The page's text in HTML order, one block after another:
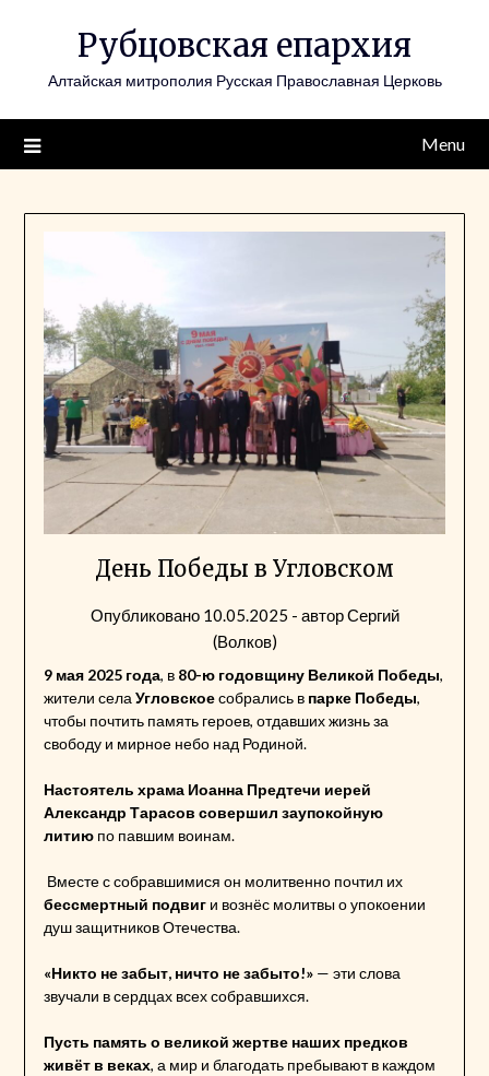
Рубцовская епархия
Алтайская митрополия Русская Православная Церковь
Menu
День Победы в Угловском
Опубликовано 10.05.2025 - авторСергий
(Волков)
9 мая 2025 года, в 80-ю годовщину Великой Победы,
жители села Угловскоесобрались в парке Победы,
чтобы почтить память героев, отдавших жизнь за
свободу и мирное небо над Родиной.
Настоятель храма Иоанна Предтечи иерей
Александр Тарасов совершил заупокойную
литиюпо павшим воинам.
Вместе с собравшимися он молитвенно почтил их
бессмертный подвиги вознёс молитвы о упокоении
душ защитников Отечества.
«Никто не забыт, ничто не забыто!»— эти слова
звучали в сердцах всех собравшихся.
Пусть память о великой жертве наших предков
живёт в веках, а мир и благодать пребывают в каждом